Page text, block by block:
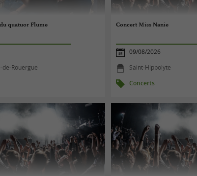
quatuor Flume
Rouergue
Concert Miss Nanie
09/08/2026
Saint-Hippolyte
Concerts